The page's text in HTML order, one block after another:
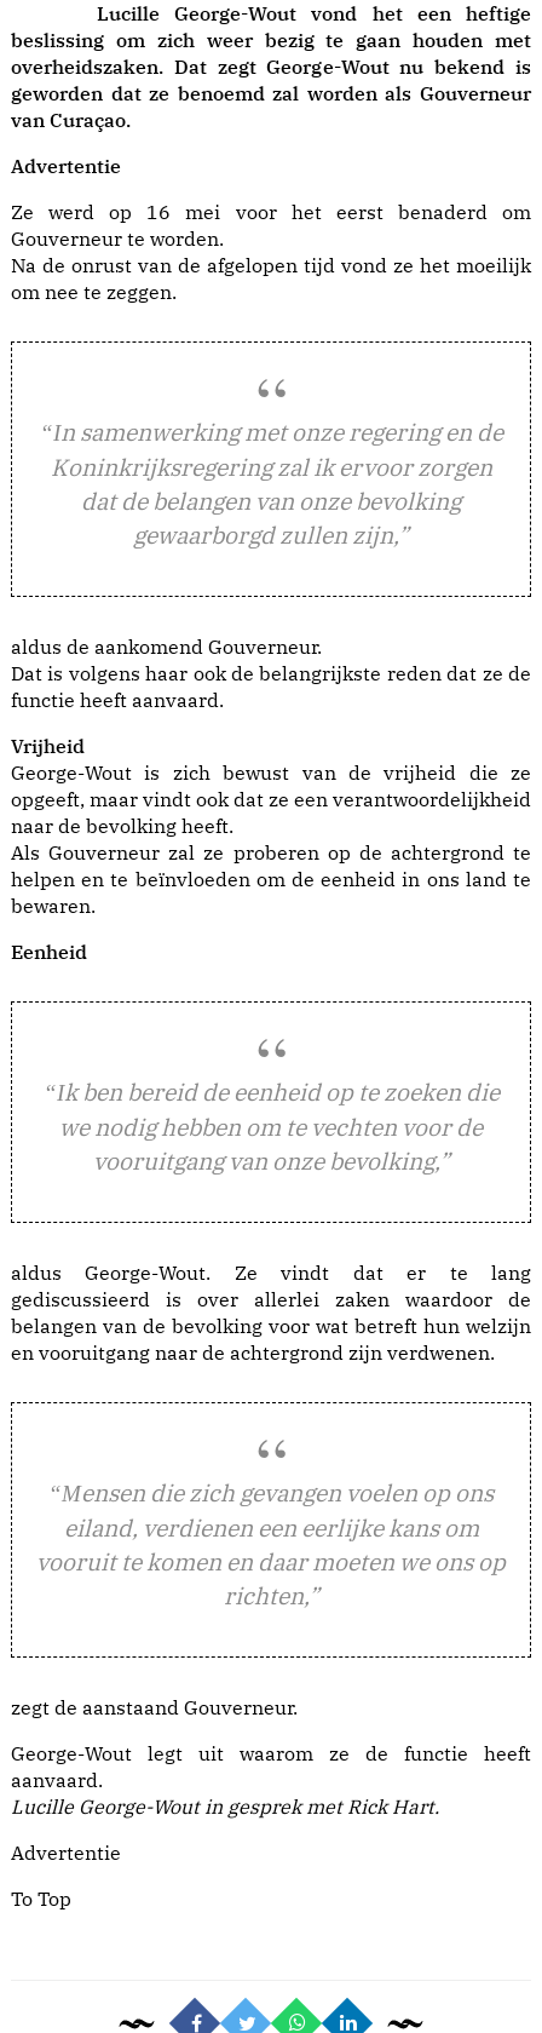
Lucille George-Wout vond het een heftige
beslissing om zich weer bezig te gaan houden met
overheidszaken. Dat zegt George-Wout nu bekend is
geworden dat ze benoemd zal worden als Gouverneur
van Curaçao.
Advertentie
Ze werd op 16 mei voor het eerst benaderd om
Gouverneur te worden.
Na de onrust van de afgelopen tijd vond ze het moeilijk
om nee te zeggen.
“In samenwerking met onze regering en de
Koninkrijksregering zal ik ervoor zorgen
dat de belangen van onze bevolking
gewaarborgd zullen zijn,”
aldus de aankomend Gouverneur.
Dat is volgens haar ook de belangrijkste reden dat ze de
functie heeft aanvaard.
Vrijheid
George-Wout is zich bewust van de vrijheid die ze
opgeeft, maar vindt ook dat ze een verantwoordelijkheid
naar de bevolking heeft.
Als Gouverneur zal ze proberen op de achtergrond te
helpen en te beïnvloeden om de eenheid in ons land te
bewaren.
Eenheid
“Ik ben bereid de eenheid op te zoeken die
we nodig hebben om te vechten voor de
vooruitgang van onze bevolking,”
aldus George-Wout. Ze vindt dat er te lang
gediscussieerd is over allerlei zaken waardoor de
belangen van de bevolking voor wat betreft hun welzijn
en vooruitgang naar de achtergrond zijn verdwenen.
“Mensen die zich gevangen voelen op ons
eiland, verdienen een eerlijke kans om
vooruit te komen en daar moeten we ons op
richten,”
zegt de aanstaand Gouverneur.
George-Wout legt uit waarom ze de functie heeft
aanvaard.
Lucille George-Wout in gesprek met Rick Hart.
Advertentie
To Top